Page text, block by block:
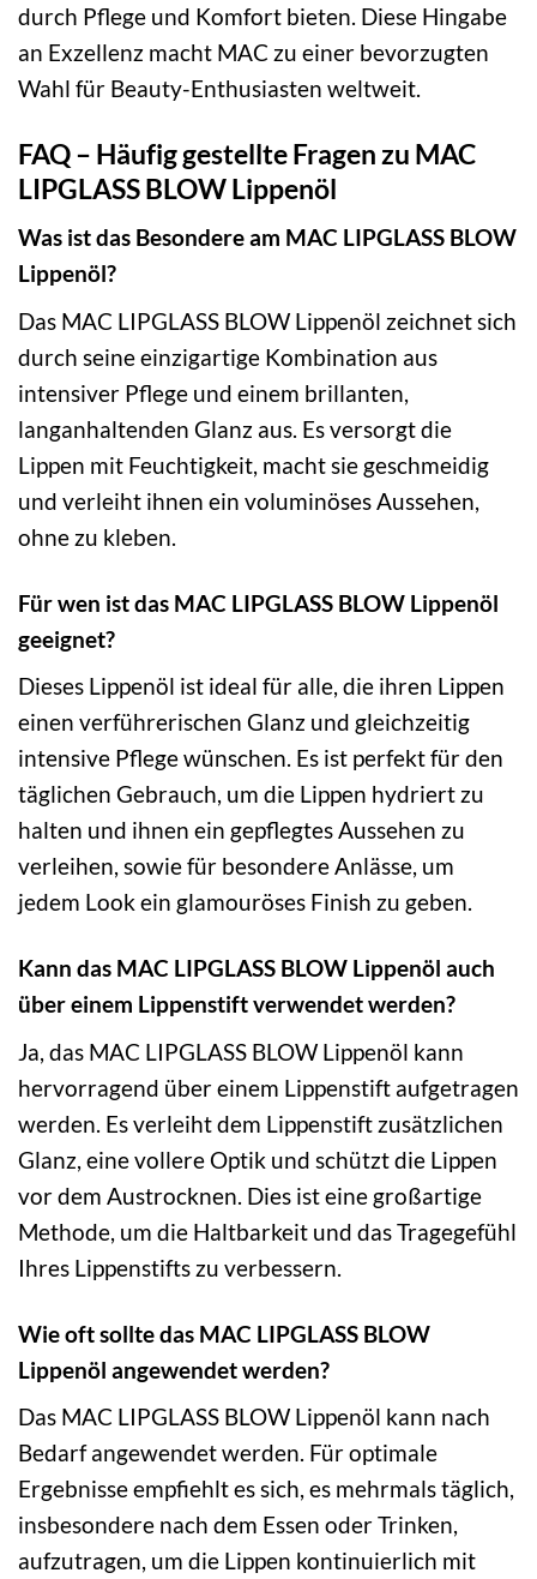
durch Pflege und Komfort bieten. Diese Hingabe
an Exzellenz macht MAC zu einer bevorzugten
Wahl für Beauty-Enthusiasten weltweit.
FAQ – Häufig gestellte Fragen zu MAC
LIPGLASS BLOW Lippenöl
Was ist das Besondere am MAC LIPGLASS BLOW
Lippenöl?
Das MAC LIPGLASS BLOW Lippenöl zeichnet sich
durch seine einzigartige Kombination aus
intensiver Pflege und einem brillanten,
langanhaltenden Glanz aus. Es versorgt die
Lippen mit Feuchtigkeit, macht sie geschmeidig
und verleiht ihnen ein voluminöses Aussehen,
ohne zu kleben.
Für wen ist das MAC LIPGLASS BLOW Lippenöl
geeignet?
Dieses Lippenöl ist ideal für alle, die ihren Lippen
einen verführerischen Glanz und gleichzeitig
intensive Pflege wünschen. Es ist perfekt für den
täglichen Gebrauch, um die Lippen hydriert zu
halten und ihnen ein gepflegtes Aussehen zu
verleihen, sowie für besondere Anlässe, um
jedem Look ein glamouröses Finish zu geben.
Kann das MAC LIPGLASS BLOW Lippenöl auch
über einem Lippenstift verwendet werden?
Ja, das MAC LIPGLASS BLOW Lippenöl kann
hervorragend über einem Lippenstift aufgetragen
werden. Es verleiht dem Lippenstift zusätzlichen
Glanz, eine vollere Optik und schützt die Lippen
vor dem Austrocknen. Dies ist eine großartige
Methode, um die Haltbarkeit und das Tragegefühl
Ihres Lippenstifts zu verbessern.
Wie oft sollte das MAC LIPGLASS BLOW
Lippenöl angewendet werden?
Das MAC LIPGLASS BLOW Lippenöl kann nach
Bedarf angewendet werden. Für optimale
Ergebnisse empfiehlt es sich, es mehrmals täglich,
insbesondere nach dem Essen oder Trinken,
aufzutragen, um die Lippen kontinuierlich mit